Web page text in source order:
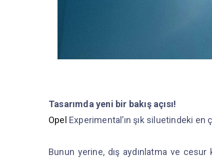
Tasarımda yeni bir bakış açısı!
Opel Experimental’ın şık siluetindeki
Bunun yerine, dış aydınlatma ve